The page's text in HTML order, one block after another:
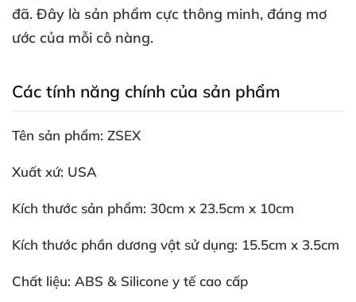
đã. Đây là sản phẩm cực thông minh, đáng mơ
ước của mỗi cô nàng.
Các tính năng chính của sản phẩm
Tên sản phẩm: ZSEX
Xuất xứ: USA
Kích thước sản phẩm: 30cm x 23.5cm x 10cm
Kích thước phần dương vật sử dụng: 15.5cm x 3.5cm
Chất liệu: ABS & Silicone y tế cao cấp